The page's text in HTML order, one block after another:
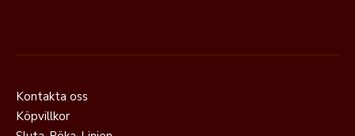
Kontakta oss
Köpvillkor